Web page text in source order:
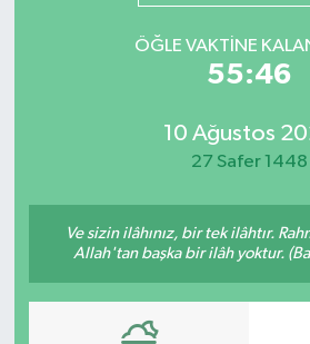
ÖĞLE VAKTINE
55:46
10 Ağustos
27 Safer 1448
Ve sizin ilâhınız, bir tek ilâhtır.
Allah'tan başka bir ilâh yoktur.
Tüm Manşetler
Son Dakika Haberleri
Haber Arşivi